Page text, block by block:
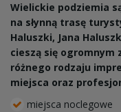
Wielickie podziemia
na słynną trasę
Haluszki, Jana
cieszą się
różnego rodzaju
miejsca oraz
miejsca noclegowe